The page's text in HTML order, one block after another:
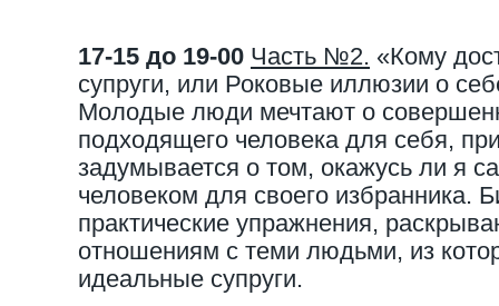
17-15 до 19-00 Часть №2. «Кому
супруги, или Роковые иллюзии о
Молодые люди мечтают о
подходящего человека для себя,
задумывается о том, окажусь ли я
человеком для своего избранника.
практические упражнения,
отношениям с теми людьми, из
идеальные супруги.